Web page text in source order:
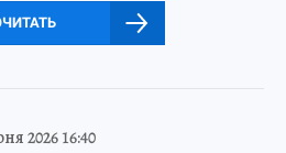
2026 16:40